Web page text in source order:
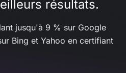
résultats.
jusqu'à 9 % sur Google
Bing et Yahoo en certifiant